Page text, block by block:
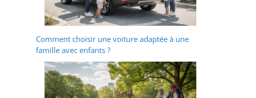
Comment choisir une voiture adaptée à une
famille avec enfants ?